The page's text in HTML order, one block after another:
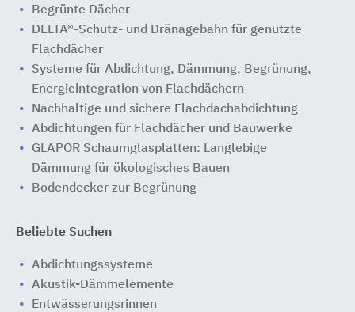
Begrünte Dächer
DELTA®-Schutz- und Dränagebahn für genutzte
Flachdächer
Systeme für Abdichtung, Dämmung, Begrünung,
Energieintegration von Flachdächern
Nachhaltige und sichere Flachdachabdichtung
Abdichtungen für Flachdächer und Bauwerke
GLAPOR Schaumglasplatten: Langlebige
Dämmung für ökologisches Bauen
Bodendecker zur Begrünung
Beliebte Suchen
Abdichtungssysteme
Akustik-Dämmelemente
Entwässerungsrinnen